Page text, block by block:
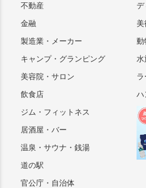
不動産
金融
製造業・メーカー
キャンプ・グランピング
美容院・サロン
飲食店
ジム・フィットネス
居酒屋・バー
温泉・サウナ・銭湯
道の駅
官公庁・自治体
デ
美
動
水
ハ